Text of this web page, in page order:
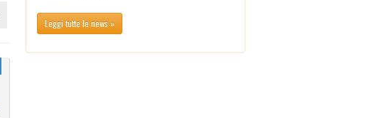
Leggi tutte le news »